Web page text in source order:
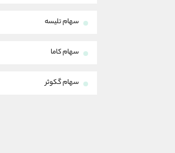
سهام تلیسه
سهام کاما
سهام گکوثر